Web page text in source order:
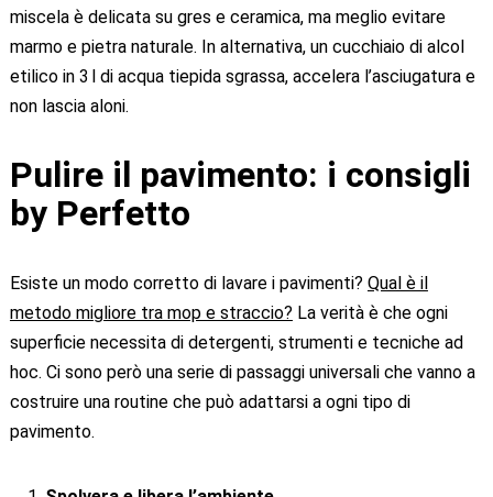
miscela è delicata su gres e ceramica, ma meglio evitare
marmo e pietra naturale. In alternativa, un cucchiaio di alcol
etilico in 3 l di acqua tiepida sgrassa, accelera l’asciugatura e
non lascia aloni.
Pulire il pavimento: i consigli
by Perfetto
Esiste un modo corretto di lavare i pavimenti? Qual è il
metodo migliore tra mop e straccio? La verità è che ogni
superficie necessita di detergenti, strumenti e tecniche ad
hoc. Ci sono però una serie di passaggi universali che vanno a
costruire una routine che può adattarsi a ogni tipo di
pavimento.